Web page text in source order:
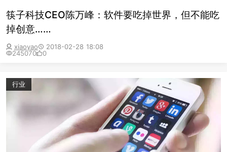
筷子科技CEO陈万峰：软件要吃掉世界，但不能吃
掉创意……
xiaoyao
2018-02-28 18:08
245070
0
行业